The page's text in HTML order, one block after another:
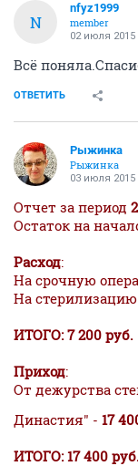
N
nfyz1999
member
02 июля 2015
Всё
ОТВЕТИТЬ
Рыжинка
Рыжинка
03 июля 2015
Отчет за период
Остаток на
Расход:
На срочную
На
ИТОГО: 7 200 руб.
Приход:
От дежурства
Династия" - 17
ИТОГО: 17 400